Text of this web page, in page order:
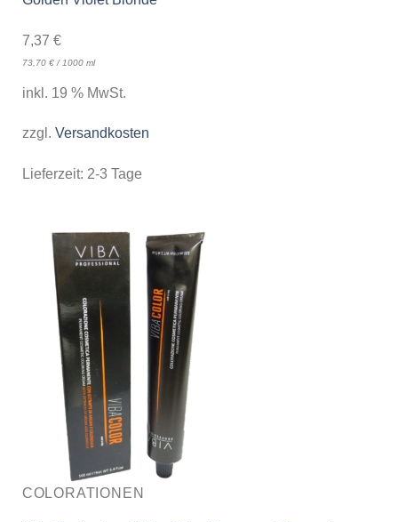
7,37 €
73,70 €/ 1000 ml
inkl. 19 % MwSt.
zzgl. Versandkosten
Lieferzeit: 2-3 Tage
COLORATIONEN